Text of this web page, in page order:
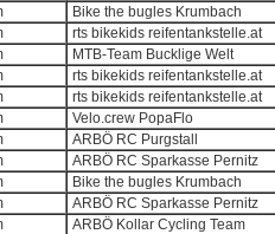
Bike the bugles Krumbach
rts bikekids reifentankstelle.at
MTB-Team Bucklige Welt
rts bikekids reifentankstelle.at
rts bikekids reifentankstelle.at
Velo.crew PopaFlo
ARBÖ RC Purgstall
ARBÖ RC Sparkasse Pernitz
Bike the bugles Krumbach
ARBÖ RC Sparkasse Pernitz
ARBÖ Kollar Cycling Team